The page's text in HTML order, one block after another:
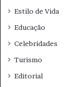
Estilo de Vida
Educação
Celebridades
Turismo
Editorial